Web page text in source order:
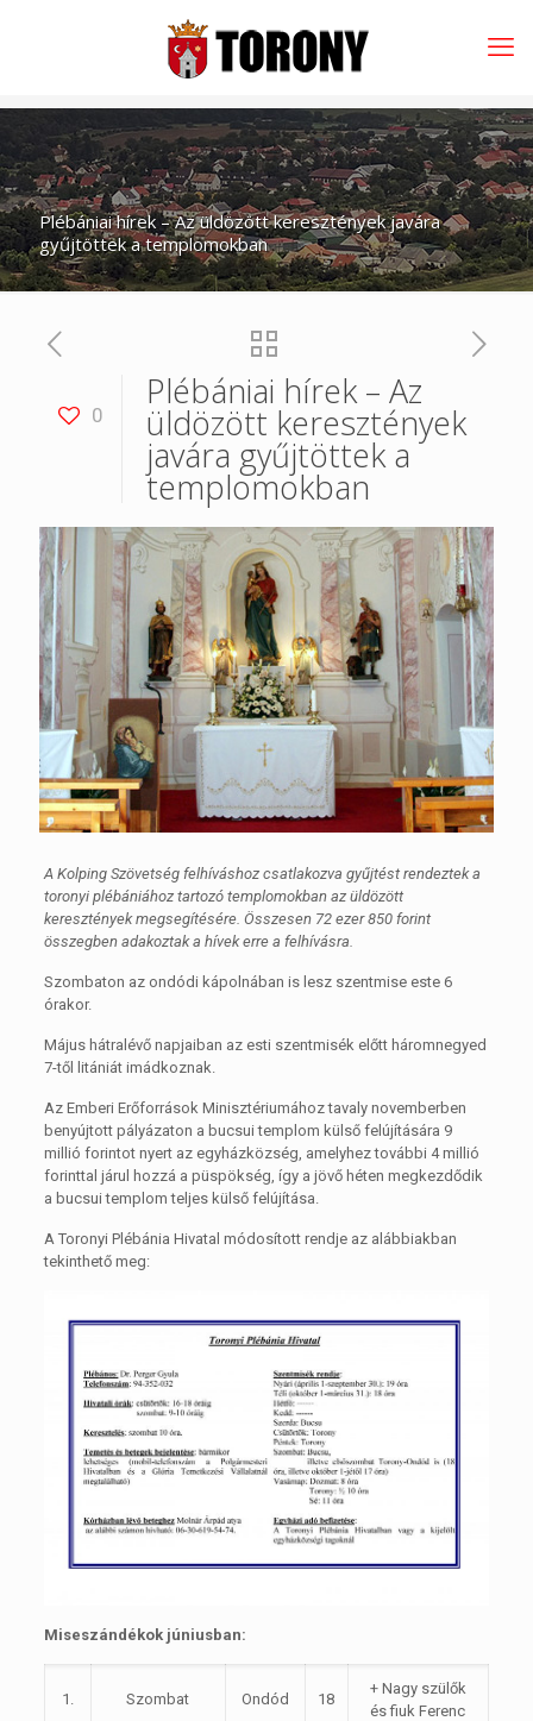
Plébániai hírek – Az üldözött keresztények javára
gyűjtöttek a templomokban
0
Plébániai hírek – Az
üldözött keresztények
javára gyűjtöttek a
templomokban
A Kolping Szövetség felhíváshoz csatlakozva gyűjtést rendeztek a
toronyi plébániához tartozó templomokban az üldözött
keresztények megsegítésére. Összesen 72 ezer 850 forint
összegben adakoztak a hívek erre a felhívásra.
Szombaton az ondódi kápolnában is lesz szentmise este 6
órakor.
Május hátralévő napjaiban az esti szentmisék előtt háromnegyed
7-től litániát imádkoznak.
Az Emberi Erőforrások Minisztériumához tavaly novemberben
benyújtott pályázaton a bucsui templom külső felújítására 9
millió forintot nyert az egyházközség, amelyhez további 4 millió
forinttal járul hozzá a püspökség, így a jövő héten megkezdődik
a bucsui templom teljes külső felújítása.
A Toronyi Plébánia Hivatal módosított rendje az alábbiakban
tekinthető meg:
Miseszándékok júniusban:
1. Szombat Ondód 18
+ Nagy szülők
és fiuk Ferenc